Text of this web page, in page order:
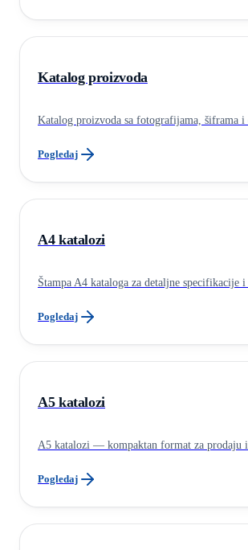
Katalog proizvoda
Katalog proizvoda sa fotografijama, šiframa i
Pogledaj
A4 katalozi
Štampa A4 kataloga za detaljne specifikacije
Pogledaj
A5 katalozi
A5 katalozi — kompaktan format za prodaju
Pogledaj